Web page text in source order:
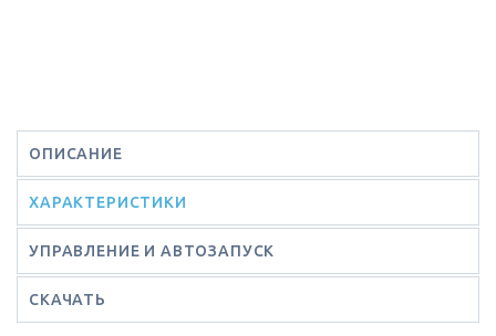
ОПИСАНИЕ
ХАРАКТЕРИСТИКИ
УПРАВЛЕНИЕ И АВТОЗАПУСК
СКАЧАТЬ